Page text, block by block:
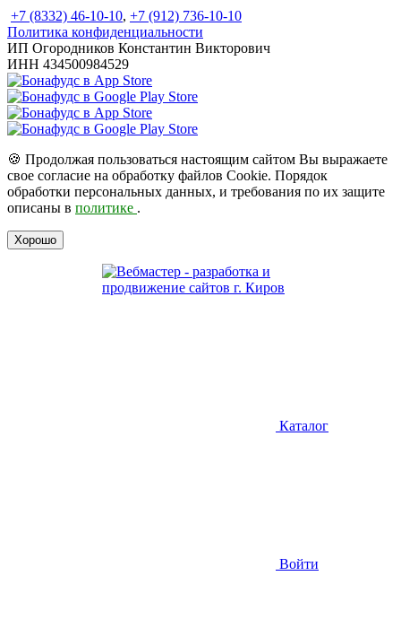
+7 (8332) 46-10-10, +7 (912) 736-10-10
Политика конфиденциальности
ИП Огородников Константин Викторович
ИНН 434500984529
🍪 Продолжая пользоваться настоящим сайтом Вы выражаете
свое согласие на обработку файлов Cookie. Порядок
обработки персональных данных, и требования по их защите
описаны в политике .
Хорошо
Каталог
Войти